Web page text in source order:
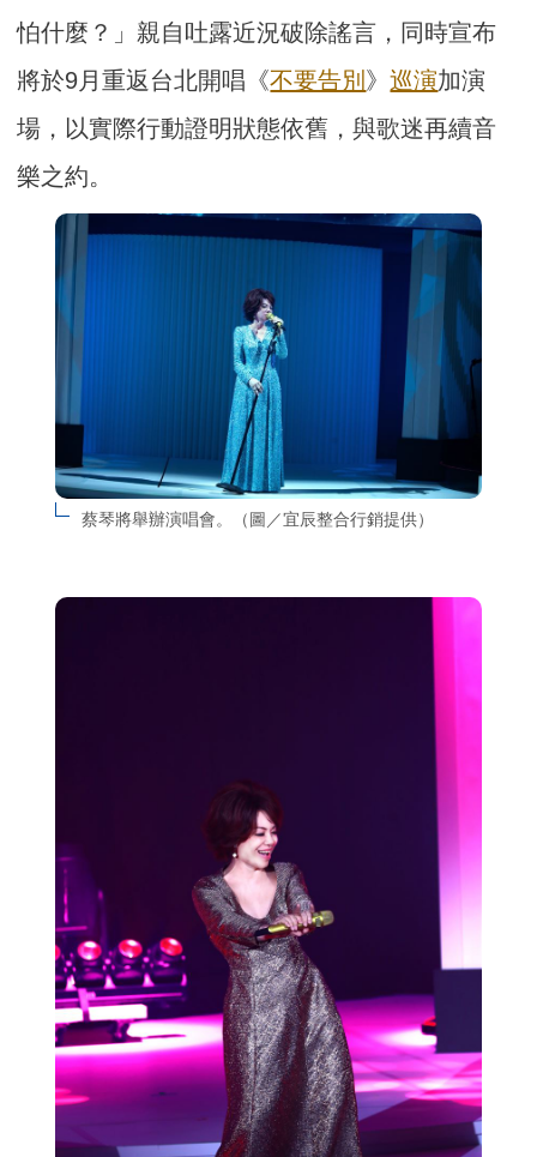
怕什麼？」親自吐露近況破除謠言，同時宣布
將於9月重返台北開唱《不要告別 》巡演加演
場，以實際行動證明狀態依舊，與歌迷再續音
樂之約。
蔡琴將舉辦演唱會。（圖／宜辰整合行銷提供）